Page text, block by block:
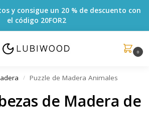
y consigue un 20 % de descuento con
el código 20FOR2
0
/ Puzzle de Madera Animales
de Madera de